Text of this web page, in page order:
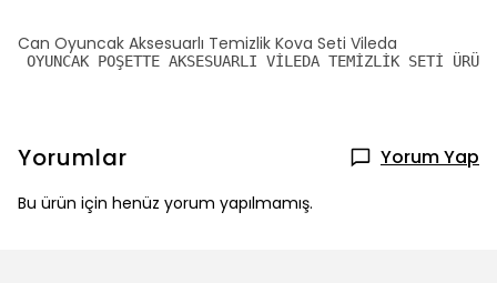
Can Oyuncak Aksesuarlı Temizlik Kova Seti Vileda
OYUNCAK POŞETTE AKSESUARLI VİLEDA TEMİZLİK SETİ
Yorumlar Yorum Yap
Bu ürün için henüz yorum yapılmamış.